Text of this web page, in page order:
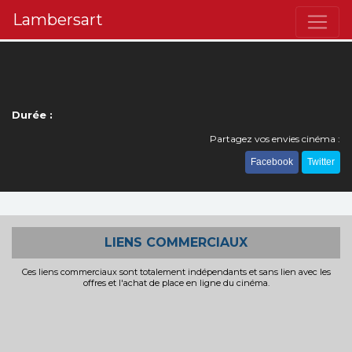
Lambersart
Durée :
Partagez vos envies cinéma :
Facebook Twitter
LIENS COMMERCIAUX
Ces liens commerciaux sont totalement indépendants et sans lien avec les
offres et l'achat de place en ligne du cinéma.